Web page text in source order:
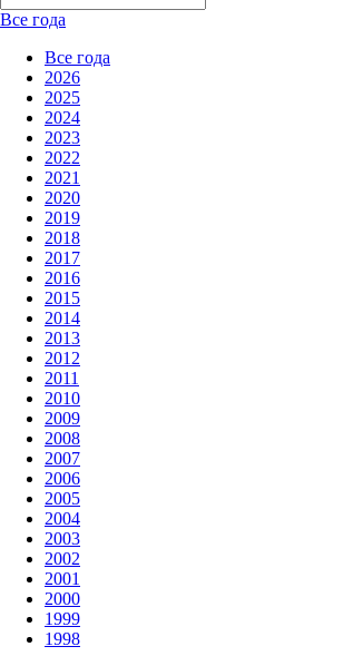
Все года
Все года
2026
2025
2024
2023
2022
2021
2020
2019
2018
2017
2016
2015
2014
2013
2012
2011
2010
2009
2008
2007
2006
2005
2004
2003
2002
2001
2000
1999
1998